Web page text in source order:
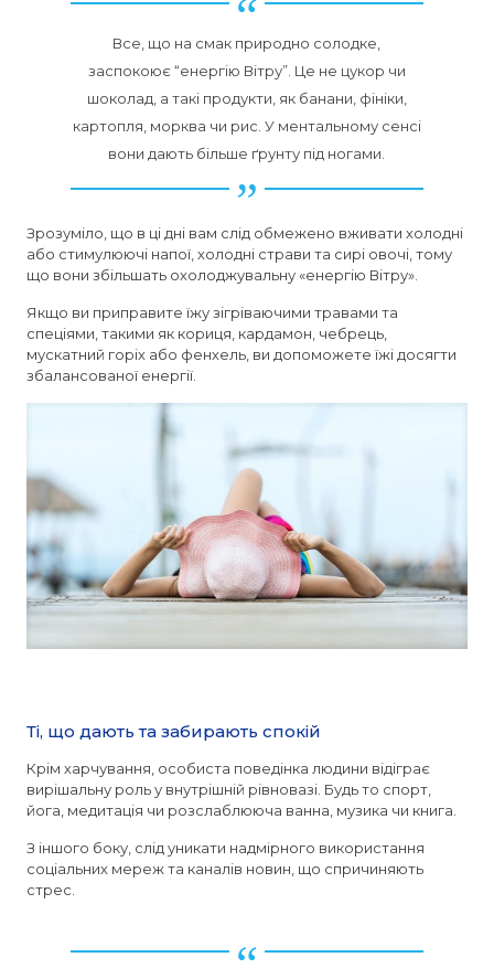
Все, що на смак природно солодке,
заспокоює “енергію Вітру”. Це не цукор чи
шоколад, а такі продукти, як банани, фініки,
картопля, морква чи рис. У ментальному сенсі
вони дають більше ґрунту під ногами.
Зрозуміло, що в ці дні вам слід обмежено вживати холодні
або стимулюючі напої, холодні страви та сирі овочі, тому
що вони збільшать охолоджувальну «енергію Вітру».
Якщо ви приправите їжу зігріваючими травами та
спеціями, такими як кориця, кардамон, чебрець,
мускатний горіх або фенхель, ви допоможете їжі досягти
збалансованої енергії.
Ті, що дають та забирають спокій
Крім харчування, особиста поведінка людини відіграє
вирішальну роль у внутрішній рівновазі. Будь то спорт,
йога, медитація чи розслаблююча ванна, музика чи книга.
З іншого боку, слід уникати надмірного використання
соціальних мереж та каналів новин, що спричиняють
стрес.